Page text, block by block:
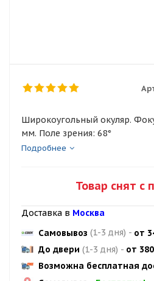
Широкоугольный окуляр.
мм. Поле зрения: 68°
Подробнее
Товар снят с
Доставка в Москва
Самовывоз (1-3 дня) - от
До двери (1-3 дня) - от
Возможна бесплатная